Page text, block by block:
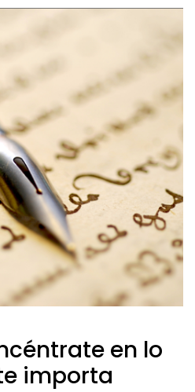
en lo
importa